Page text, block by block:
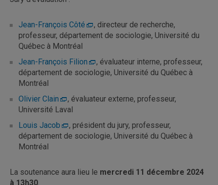
Jean-François Côté
, directeur de recherche,
professeur, département de sociologie, Université du
Québec à Montréal
Jean-François Filion
, évaluateur interne, professeur,
département de sociologie, Université du Québec à
Montréal
Olivier Clain
, évaluateur externe, professeur,
Université Laval
Louis Jacob
, président du jury, professeur,
département de sociologie, Université du Québec à
Montréal
La soutenance aura lieu le mercredi 11 décembre 2024
à 13h30.